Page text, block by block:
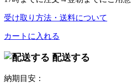
受け取り方法・送料について
カートに入れる
配送する
納期目安：